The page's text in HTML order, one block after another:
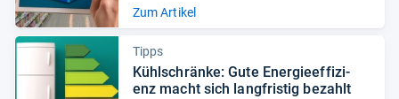
Zum Artikel
Tipps
Kühl­schränke: Gute Ener­gie­ef­fi­zi­
enz macht sich lang­fris­tig bezahlt